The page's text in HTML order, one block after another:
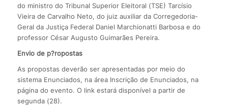
do ministro do Tribunal Superior Eleitoral (TSE) Tarcísio
Vieira de Carvalho Neto, do juiz auxiliar da Corregedoria-
Geral da Justiça Federal Daniel Marchionatti Barbosa e do
professor César Augusto Guimarães Pereira.
Envio de p?ropostas
As propostas deverão ser apresentadas por meio do
sistema Enunciados, na área Inscrição de Enunciados, na
página do evento. O link estará disponível a partir de
segunda (28).